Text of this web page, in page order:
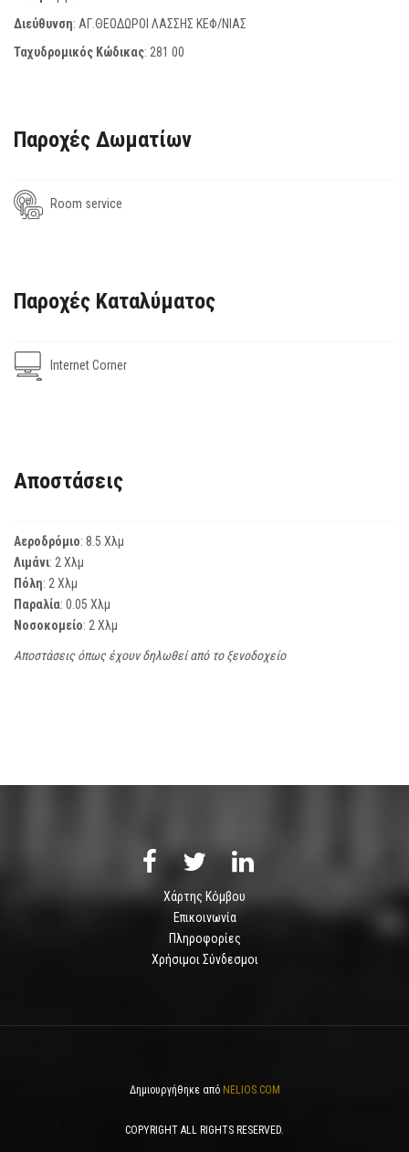
Διεύθυνση: ΑΓ.ΘΕΟΔΩΡΟΙ ΛΑΣΣΗΣ ΚΕΦ/ΝΙΑΣ
Ταχυδρομικός Κώδικας: 281 00
Παροχές Δωματίων
Room service
Παροχές Καταλύματος
Internet Corner
Αποστάσεις
Αεροδρόμιο: 8.5 Χλμ
Λιμάνι: 2 Χλμ
Πόλη: 2 Χλμ
Παραλία: 0.05 Χλμ
Νοσοκομείο: 2 Χλμ
Αποστάσεις όπως έχουν δηλωθεί από το ξενοδοχείο
Χάρτης Κόμβου
Επικοινωνία
Πληροφορίες
Χρήσιμοι Σύνδεσμοι
Δημιουργήθηκε από NELIOS.COM
COPYRIGHT ALL RIGHTS RESERVED.